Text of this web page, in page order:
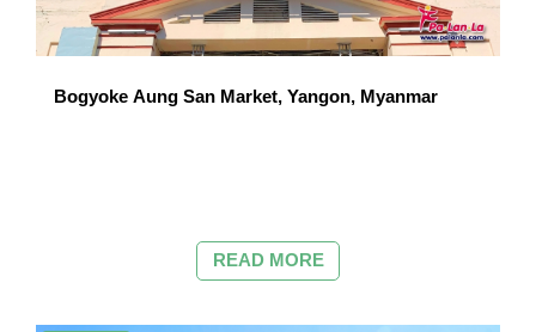
Bogyoke Aung San Market, Yangon, Myanmar
READ MORE